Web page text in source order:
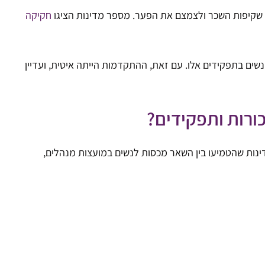
שקיפות השכר ולצמצם את הפער. מספר מדינות הציגו חקיקה
בתפקידים אלו. עם זאת, ההתקדמות הייתה איטית, ועדיין
ותפקידים?
שהטמיעו בין השאר מכסות לנשים במועצות מנהלים,